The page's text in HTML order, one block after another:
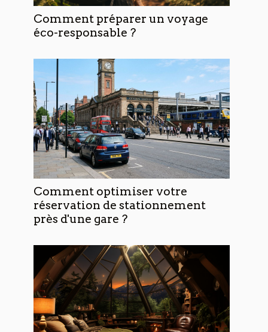
Comment préparer un voyage
éco-responsable ?
Comment optimiser votre
réservation de stationnement
près d'une gare ?